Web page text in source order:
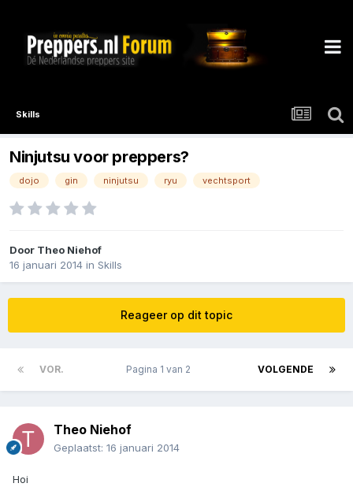
Skills
Ninjutsu voor preppers?
dojo gin ninjutsu ryu vechtsport
Door Theo Niehof
16 januari 2014 in Skills
Reageer op dit topic
VOR. VOLGENDE
Pagina 1 van 2
Theo Niehof
Geplaatst: 16 januari 2014
Hoi